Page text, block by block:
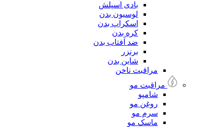
بادی اسپلش
لوسیون بدن
اسکراپ بدن
کره بدن
ضد آفتاب بدن
برنزر
شاین بدن
مراقبت ناخن
مراقبت مو
شامپو
روغن مو
سرم مو
ماسک مو